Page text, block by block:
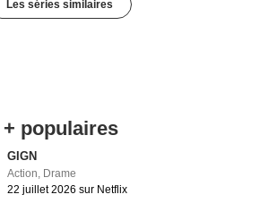
Les séries similaires
populaires
GIGN
Action Drame
22 juillet 2026 sur Netflix